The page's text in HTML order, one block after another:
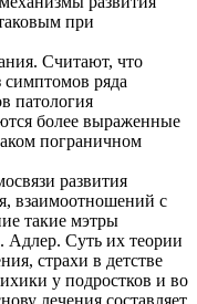
при
Считают, что
ряда
патология
более выраженные
пограничном
развития
взаимоотношений с
такие мэтры
Суть их теории
страхи в детстве
у подростков и во
лечения составляет